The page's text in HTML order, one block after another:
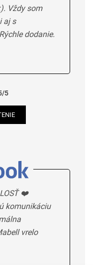
Vždy som
aj s
dodanie.
5
❤️
komunikáciu
vrelo